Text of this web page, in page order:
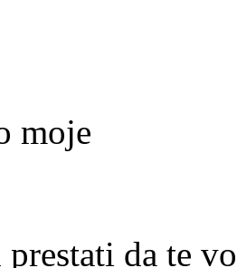
moje
prestati da te